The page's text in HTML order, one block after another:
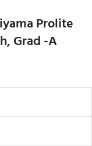
Prolite
Grad -A